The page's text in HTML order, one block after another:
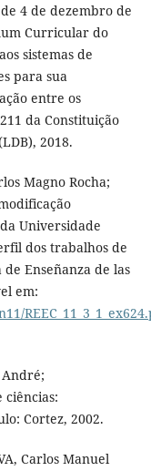
4 de dezembro de
Curricular do
sistemas de
para sua
entre os
da Constituição
2018.
Magno Rocha;
Universidade
dos trabalhos de
Enseñanza de las
em:
André;
ciências:
Cortez, 2002.
Carlos Manuel